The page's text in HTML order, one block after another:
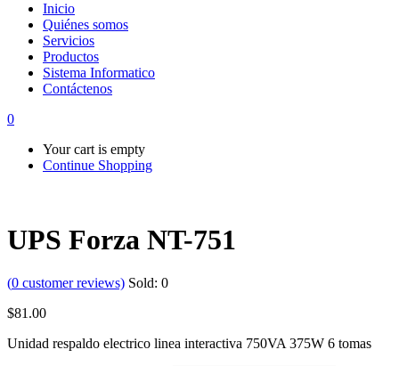
Inicio
Quiénes somos
Servicios
Productos
Sistema Informatico
Contáctenos
0
Your cart is empty
Continue Shopping
UPS Forza NT-751
(0 customer reviews) Sold: 0
$81.00
Unidad respaldo electrico linea interactiva 750VA 375W 6 tomas